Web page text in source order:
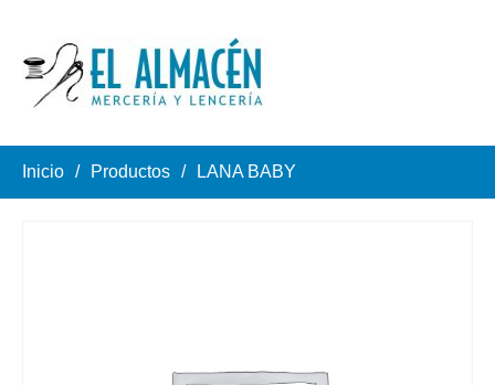
Inicio Productos LANA BABY